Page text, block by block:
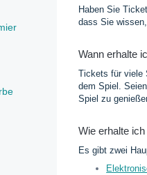
Haben Sie
dass Sie
Wann erhalte
Tickets für viele
dem Spiel.
Spiel zu
Wie erhalte
Es gibt zwei